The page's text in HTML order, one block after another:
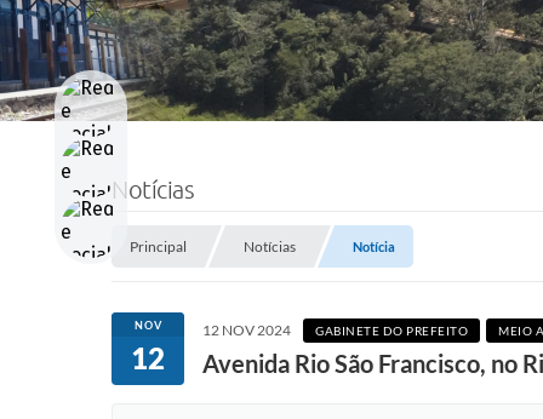
Notícias
Principal Notícias Notícia
NOV
12
12 NOV 2024 GABINETE DO PREFEITO MEIO
Avenida Rio São Francisco, no